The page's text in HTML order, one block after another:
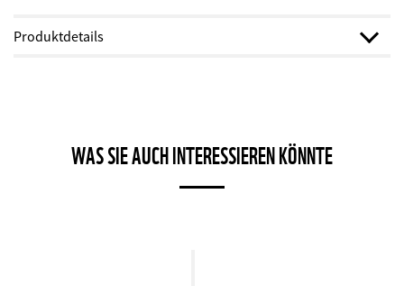
Produktdetails
WAS SIE AUCH INTERESSIEREN KÖNNTE